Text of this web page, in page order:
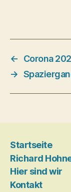
←
Corona
→
Startseite
Richard
Hier sind wir
Kontakt